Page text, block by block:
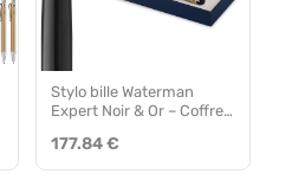
Stylo bille Waterman
Expert Noir & Or – Coffret
177.84 €